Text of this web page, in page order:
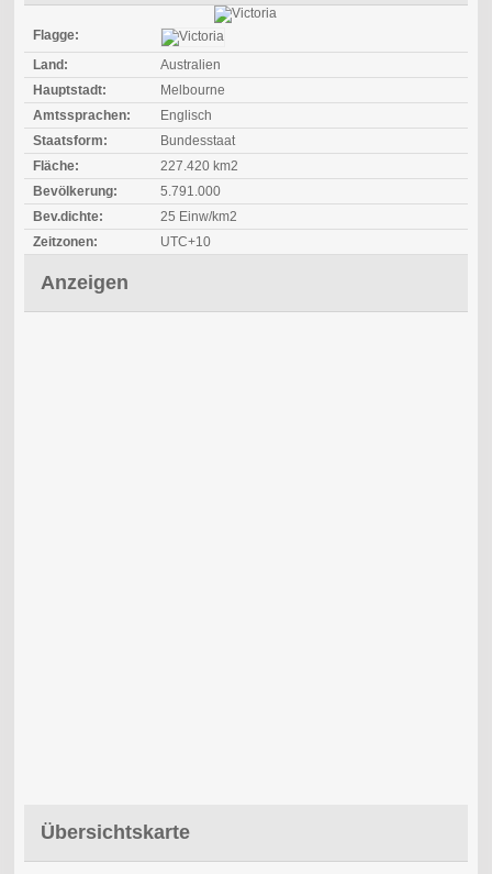
Flagge:
Land:
Australien
Hauptstadt:
Melbourne
Amtssprachen:
Englisch
Staatsform:
Bundesstaat
Fläche:
227.420 km2
Bevölkerung:
5.791.000
Bev.dichte:
25 Einw/km2
Zeitzonen:
UTC+10
Anzeigen
Übersichtskarte